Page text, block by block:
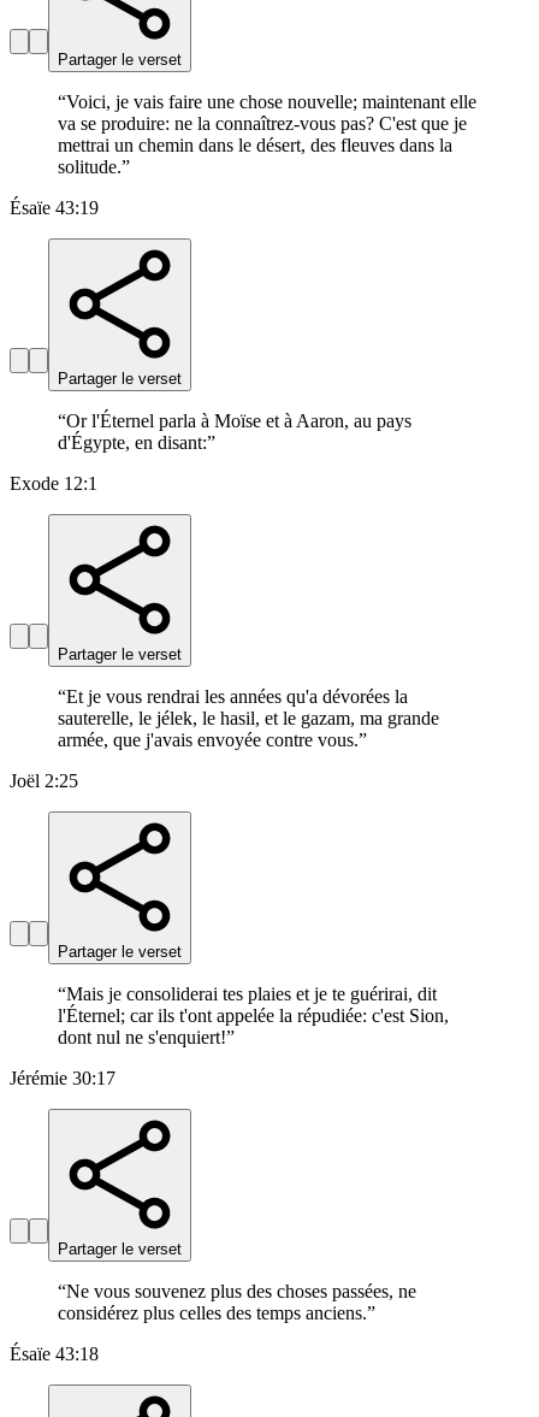
Partager le verset
“Voici, je vais faire une chose nouvelle; maintenant elle
va se produire: ne la connaîtrez-vous pas? C'est que je
mettrai un chemin dans le désert, des fleuves dans la
solitude.”
Ésaïe 43:19
Partager le verset
“Or l'Éternel parla à Moïse et à Aaron, au pays
d'Égypte, en disant:”
Exode 12:1
Partager le verset
“Et je vous rendrai les années qu'a dévorées la
sauterelle, le jélek, le hasil, et le gazam, ma grande
armée, que j'avais envoyée contre vous.”
Joël 2:25
Partager le verset
“Mais je consoliderai tes plaies et je te guérirai, dit
l'Éternel; car ils t'ont appelée la répudiée: c'est Sion,
dont nul ne s'enquiert!”
Jérémie 30:17
Partager le verset
“Ne vous souvenez plus des choses passées, ne
considérez plus celles des temps anciens.”
Ésaïe 43:18